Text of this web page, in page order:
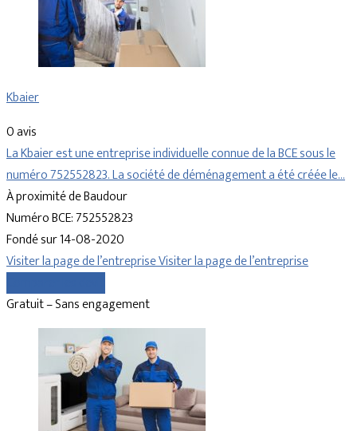
Kbaier
0 avis
La Kbaier est une entreprise individuelle connue de la BCE sous le
numéro 752552823. La société de déménagement a été créée le…
À proximité de Baudour
Numéro BCE: 752552823
Fondé sur 14-08-2020
Visiter la page de l’entrepriseVisiter la page de l’entreprise
Gratuit – Sans engagement